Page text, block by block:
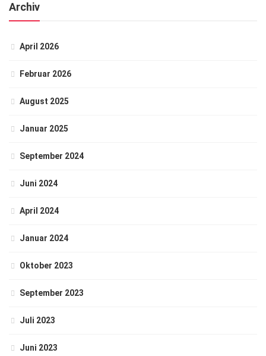
Archiv
April 2026
Februar 2026
August 2025
Januar 2025
September 2024
Juni 2024
April 2024
Januar 2024
Oktober 2023
September 2023
Juli 2023
Juni 2023